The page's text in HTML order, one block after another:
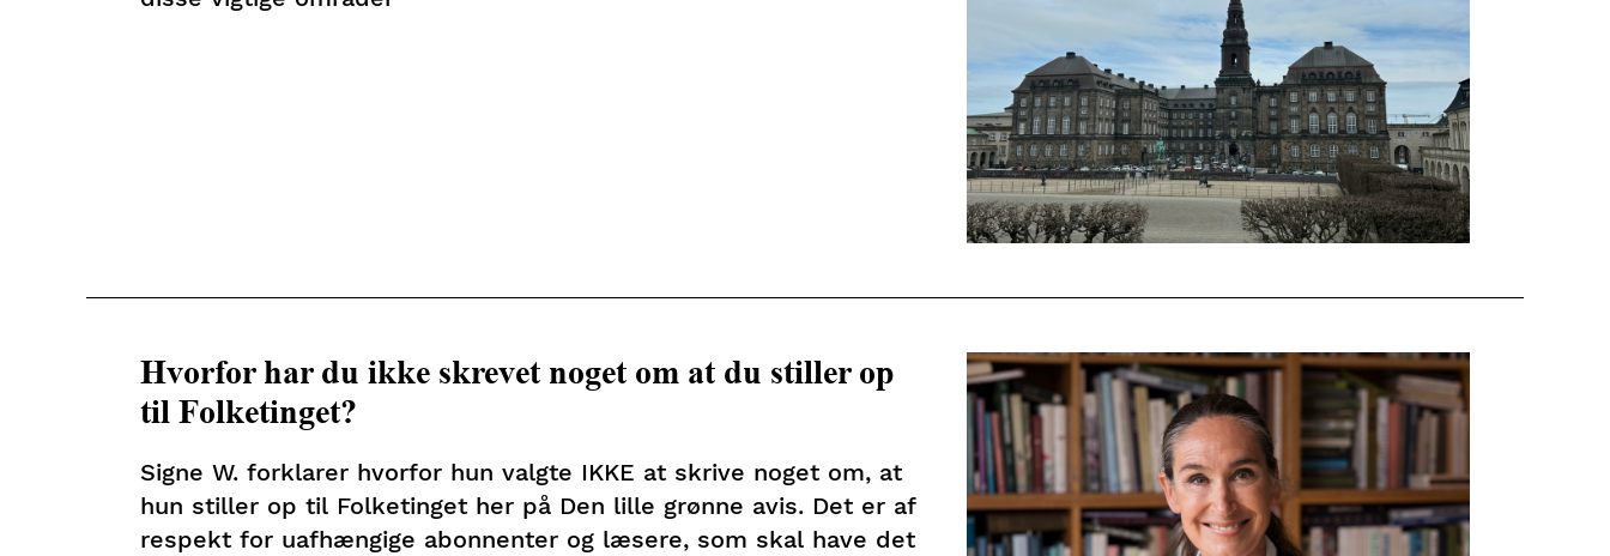
Hvorfor har du ikke skrevet noget om at du stiller op
til Folketinget?
Signe W. forklarer hvorfor hun valgte IKKE at skrive noget om, at
hun stiller op til Folketinget her på Den lille grønne avis. Det er af
respekt for uafhængige abonnenter og læsere, som skal have det